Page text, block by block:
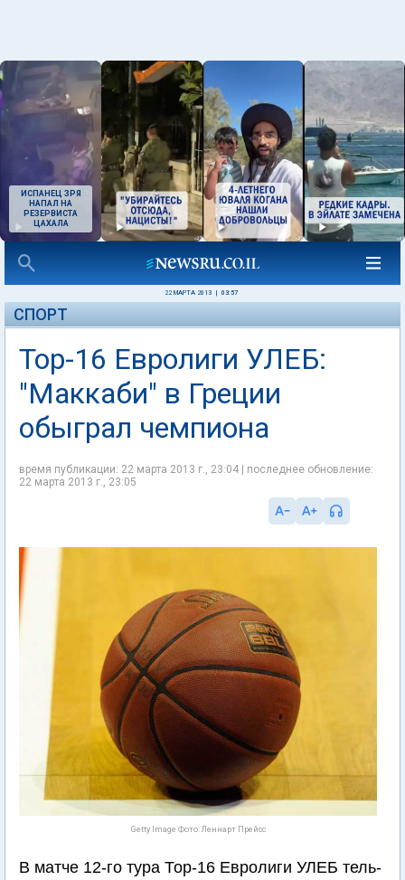
ИСПАНЕЦ ЗРЯ
НАПАЛ НА
РЕЗЕРВИСТА
ЦАХАЛА
22 МАРТА 2013 03:57
СПОРТ
Тор-16 Евролиги УЛЕБ:
"Маккаби" в Греции
обыграл чемпиона
время публикации: 22 марта 2013 г., 23:04 | последнее обновление:
22 марта 2013 г., 23:05
Getty Image Фото: Леннарт Прейсс
В матче 12-го тура Тор-16 Евролиги УЛЕБ тель-